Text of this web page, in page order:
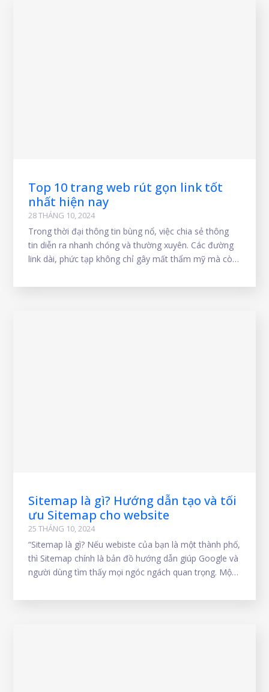
Top 10 trang web rút gọn link tốt
nhất hiện nay
28 THÁNG 10, 2024
Trong thời đại thông tin bùng nổ, việc chia sẻ thông
tin diễn ra nhanh chóng và thường xuyên. Các đường
link dài, phức tạp không chỉ gây mất thẩm mỹ mà còn
liệu. Để giải quyết vấn đề này, công cụ rút gọn
Sitemap là gì? Hướng dẫn tạo và tối
ưu Sitemap cho website
25 THÁNG 10, 2024
“Sitemap là gì? Nếu webiste của bạn là một thành phố,
thì Sitemap chính là bản đồ hướng dẫn giúp Google và
người dùng tìm thấy mọi ngóc ngách quan trọng. Một
tăng cường thứ hạng tìm kiếm. Hãy cùng khám phá